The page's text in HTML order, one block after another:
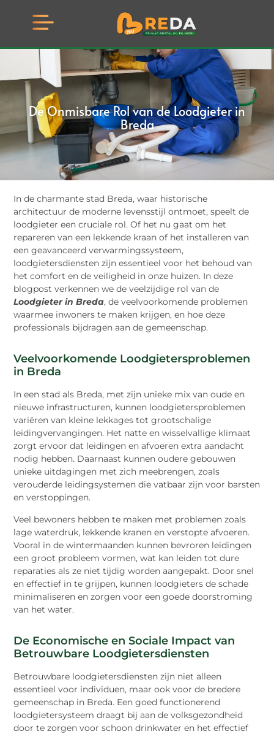
De Onmisbare Rol van de Loodgieter in
Breda
In de charmante stad Breda, waar historische
architectuur de moderne levensstijl ontmoet, speelt de
loodgieter een cruciale rol. Of het nu gaat om het
repareren van een lekkende kraan of het installeren van
een geavanceerd verwarmingssysteem,
loodgietersdiensten zijn essentieel voor het behoud van
het comfort en de veiligheid in onze huizen. In deze
blogpost verkennen we de veelzijdige rol van de
Loodgieter in Breda, de veelvoorkomende problemen
waarmee inwoners te maken krijgen, en hoe deze
professionals bijdragen aan de gemeenschap.
Veelvoorkomende Loodgietersproblemen
in Breda
In een stad als Breda, met zijn unieke mix van oude en
nieuwe infrastructuren, kunnen loodgietersproblemen
variëren van kleine lekkages tot grootschalige
leidingvervangingen. Het natte en wisselvallige klimaat
zorgt ervoor dat leidingen en afvoeren extra aandacht
nodig hebben. Daarnaast kunnen oudere gebouwen
unieke uitdagingen met zich meebrengen, zoals
verouderde leidingsystemen die vatbaar zijn voor barsten
en verstoppingen.
Veel bewoners hebben te maken met problemen zoals
lage waterdruk, lekkende kranen en verstopte afvoeren.
Vooral in de wintermaanden kunnen bevroren leidingen
een groot probleem vormen, wat kan leiden tot dure
reparaties als ze niet tijdig worden aangepakt. Door snel
en effectief in te grijpen, kunnen loodgieters de schade
minimaliseren en zorgen voor een goede doorstroming
van het water.
De Economische en Sociale Impact van
Betrouwbare Loodgietersdiensten
Betrouwbare loodgietersdiensten zijn niet alleen
essentieel voor individuen, maar ook voor de bredere
gemeenschap in Breda. Een goed functionerend
loodgietersysteem draagt bij aan de volksgezondheid
door te zorgen voor schoon drinkwater en het effectief